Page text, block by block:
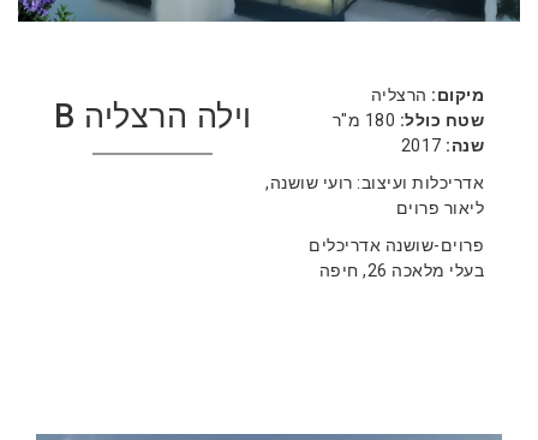
וילה הרצליה B
מיקום: הרצליה
שטח כולל:
שנה:
אדריכלות ועיצוב: רועי שושנה,
ליאור פרוים
פרוים-שושנה אדריכלים
בעלי מלאכה 26, חיפה